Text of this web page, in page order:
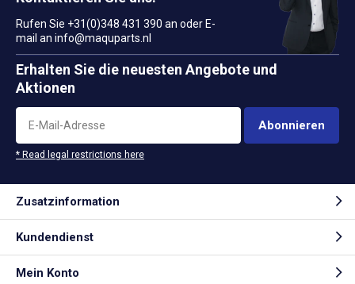
Rufen Sie +31(0)348 431 390 an oder E-
mail an info@maquparts.nl
Erhalten Sie die neuesten Angebote und
Aktionen
Abonnieren
* Read legal restrictions here
Zusatzinformation
Kundendienst
Mein Konto